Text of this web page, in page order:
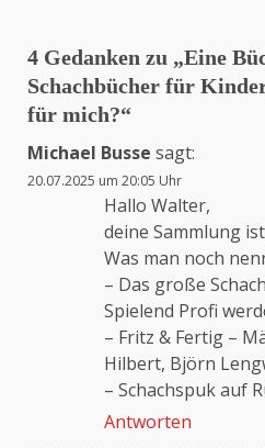
4 Gedanken zu „Eine
Schachbücher für
für mich?“
Michael Busse sagt:
20.07.2025 um 20:05 Uhr
Hallo Walter,
deine Sammlung
Was man noch
– Das große
Spielend Profi
– Fritz & Fertig –
Hilbert, Björn
– Schachspuk auf
Antworten